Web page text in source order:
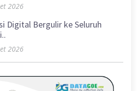
2026
Digital Bergulir ke Seluruh
2026